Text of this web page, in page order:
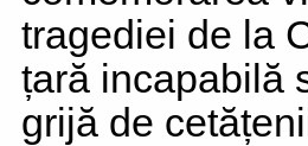
tragediei de la
țară incapabilă
grijă de